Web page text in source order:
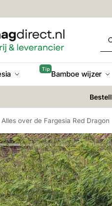
Bamboe wijzer
Alles over de Fargesia Red Dragon